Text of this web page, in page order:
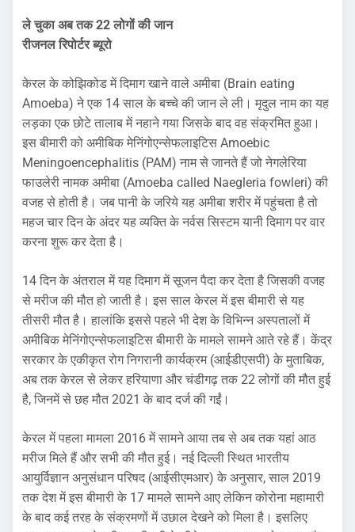
ले चुका अब तक 22 लोगों की जान
रीजनल रिपोर्टर ब्यूरो
केरल के कोझिकोड में दिमाग खाने वाले अमीबा (Brain eating
Amoeba) ने एक 14 साल के बच्चे की जान ले ली। मृदुल नाम का यह
लड़का एक छोटे तालाब में नहाने गया जिसके बाद वह संक्रमित हुआ।
इस बीमारी को अमीबिक मेनिंगोएन्सेफलाइटिस Amoebic
Meningoencephalitis (PAM) नाम से जानते हैं जो नेगलेरिया
फाउलेरी नामक अमीबा (Amoeba called Naegleria fowleri) की
वजह से होती है। जब पानी के जरिये यह अमीबा शरीर में पहुंचता है तो
महज चार दिन के अंदर यह व्यक्ति के नर्वस सिस्टम यानी दिमाग पर वार
करना शुरू कर देता है।
14 दिन के अंतराल में यह दिमाग में सूजन पैदा कर देता है जिसकी वजह
से मरीज की मौत हो जाती है। इस साल केरल में इस बीमारी से यह
तीसरी मौत है। हालांकि इससे पहले भी देश के विभिन्न अस्पतालों में
अमीबिक मेनिंगोएन्सेफलाइटिस बीमारी के मामले सामने आते रहे हैं। केंद्र
सरकार के एकीकृत रोग निगरानी कार्यक्रम (आईडीएसपी) के मुताबिक,
अब तक केरल से लेकर हरियाणा और चंडीगढ़ तक 22 लोगों की मौत हुई
है, जिनमें से छह मौत 2021 के बाद दर्ज की गईं।
केरल में पहला मामला 2016 में सामने आया तब से अब तक यहां आठ
मरीज मिले हैं और सभी की मौत हुई। नई दिल्ली स्थित भारतीय
आयुर्विज्ञान अनुसंधान परिषद (आईसीएमआर) के अनुसार, साल 2019
तक देश में इस बीमारी के 17 मामले सामने आए लेकिन कोरोना महामारी
के बाद कई तरह के संक्रमणों में उछाल देखने को मिला है। इसलिए